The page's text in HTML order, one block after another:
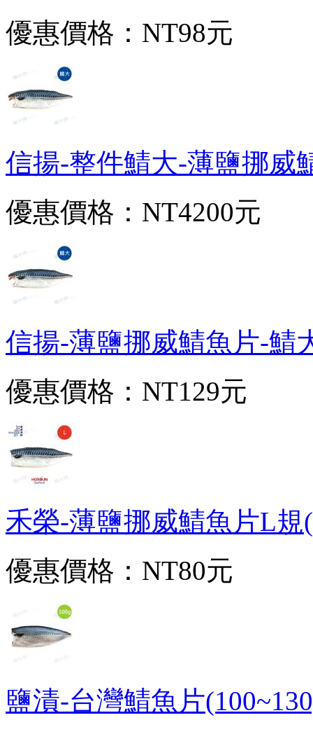
優惠價格： NT98元
信揚-整件鯖大-薄鹽挪威
優惠價格： NT4200元
信揚-薄鹽挪威鯖魚片-鯖
優惠價格： NT129元
禾榮-薄鹽挪威鯖魚片L規
優惠價格： NT80元
鹽漬-台灣鯖魚片